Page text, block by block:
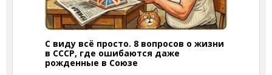
С виду всё просто. 8 вопросов о жизни
в СССР, где ошибаются даже
рожденные в Союзе